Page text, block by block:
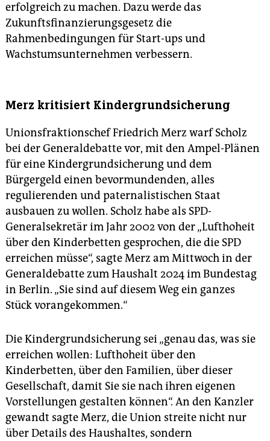
erfolgreich zu machen. Dazu werde das
Zukunftsfinanzierungsgesetz die
Rahmenbedingungen für Start-ups und
Wachstumsunternehmen verbessern.
Merz kritisiert Kindergrundsicherung
Unionsfraktionschef Friedrich Merz warf Scholz
bei der Generaldebatte vor, mit den Ampel-Plänen
für eine Kindergrundsicherung und dem
Bürgergeld einen bevormundenden, alles
regulierenden und paternalistischen Staat
ausbauen zu wollen. Scholz habe als SPD-
Generalsekretär im Jahr 2002 von der „Lufthoheit
über den Kinderbetten gesprochen, die die SPD
erreichen müsse“, sagte Merz am Mittwoch in der
Generaldebatte zum Haushalt 2024 im Bundestag
in Berlin. „Sie sind auf diesem Weg ein ganzes
Stück vorangekommen.“
Die Kindergrundsicherung sei „genau das, was sie
erreichen wollen: Lufthoheit über den
Kinderbetten, über den Familien, über dieser
Gesellschaft, damit Sie sie nach ihren eigenen
Vorstellungen gestalten können“. An den Kanzler
gewandt sagte Merz, die Union streite nicht nur
über Details des Haushaltes, sondern